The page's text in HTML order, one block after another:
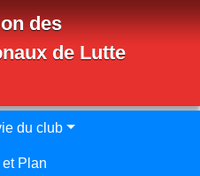
des
de Lutte
du club
Plan